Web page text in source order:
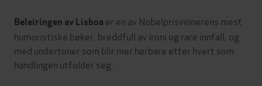
Beleiringen av Lisboa er en av Nobelprisvinnerens mest
humoristiske bøker, breddfull av ironi og rare innfall, og
med undertoner som blir mer hørbare etter hvert som
handlingen utfolder seg.